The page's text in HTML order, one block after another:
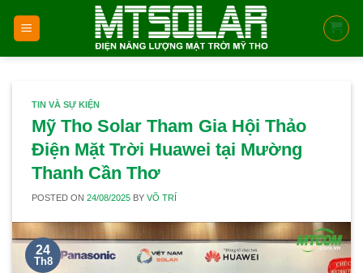
TIN VÀ SỰ KIỆN
Mỹ Tho Solar Tham Gia Hội Thảo
Điện Mặt Trời Huawei tại Mường
Thanh Cần Thơ
POSTED ON24/08/2025 BYVÕ TRÍ
24
Th8